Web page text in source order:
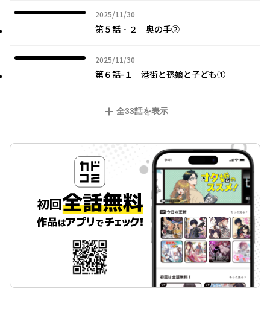
2025/11/30
2025年11月30日
第５話‐２ 奥の手②
2025/11/30
2025年11月30日
第６話-１ 港街と孫娘と子ども①
全33話を表示